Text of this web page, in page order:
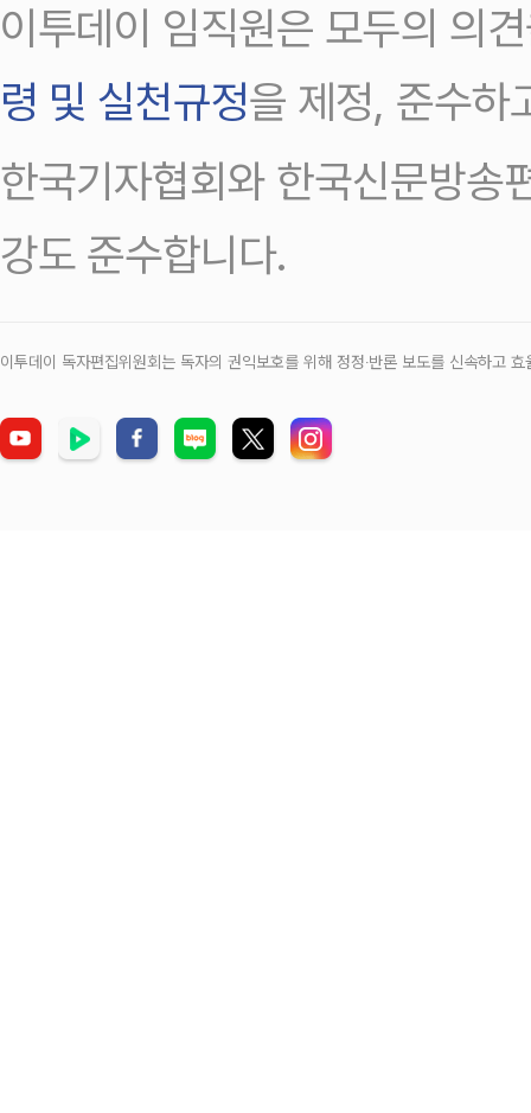
이투데이 임직원은 모두의 의
령 및 실천규정을 제정, 준수하
한국기자협회와 한국신문방송
강도 준수합니다.
이투데이 독자편집위원회는 독자의 권익보호를 위해 정정‧반론 보도를 신속하고